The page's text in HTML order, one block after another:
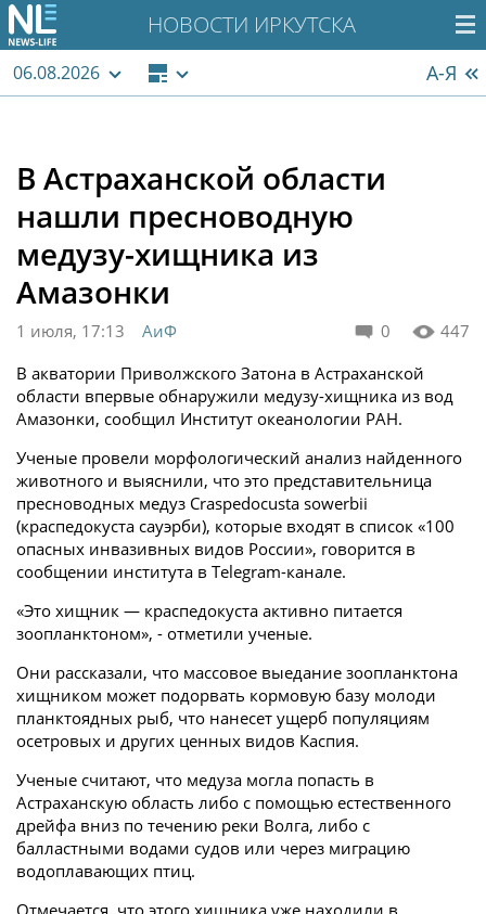
НОВОСТИ ИРКУТСКА
06.08.2026 А-Я
В Астраханской области
нашли пресноводную
медузу-хищника из
Амазонки
0 447
1 июля, 17:13
АиФ
В акватории Приволжского Затона в Астраханской
области впервые обнаружили медузу-хищника из вод
Амазонки, сообщил Институт океанологии РАН.
Ученые провели морфологический анализ найденного
животного и выяснили, что это представительница
пресноводных медуз Craspedocusta sowerbii
(краспедокуста сауэрби), которые входят в список «100
опасных инвазивных видов России», говорится в
сообщении института в Telegram-канале.
«Это хищник — краспедокуста активно питается
зоопланктоном», - отметили ученые.
Они рассказали, что массовое выедание зоопланктона
хищником может подорвать кормовую базу молоди
планктоядных рыб, что нанесет ущерб популяциям
осетровых и других ценных видов Каспия.
Ученые считают, что медуза могла попасть в
Астраханскую область либо с помощью естественного
дрейфа вниз по течению реки Волга, либо с
балластными водами судов или через миграцию
водоплавающих птиц.
Отмечается, что этого хищника уже находили в